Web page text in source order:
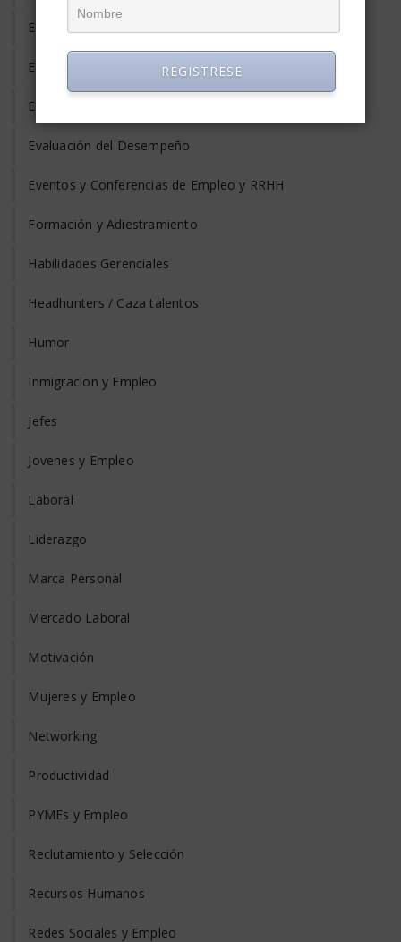
Entrevista de Trabajo
Equilibrio Vida y Trabajo
Estrés Laboral
Evaluación del Desempeño
Eventos y Conferencias de Empleo y RRHH
Formación y Adiestramiento
Habilidades Gerenciales
Headhunters / Caza talentos
Humor
Inmigracion y Empleo
Jefes
Jovenes y Empleo
Laboral
Liderazgo
Marca Personal
Mercado Laboral
Motivación
Mujeres y Empleo
Networking
Productividad
PYMEs y Empleo
Reclutamiento y Selección
Recursos Humanos
Redes Sociales y Empleo
REGISTRESE